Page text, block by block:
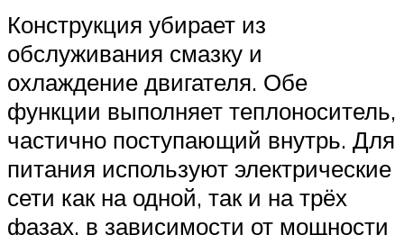
Конструкция убирает из
обслуживания смазку и
охлаждение двигателя. Обе
функции выполняет теплоноситель,
частично поступающий внутрь. Для
питания используют электрические
сети как на одной, так и на трёх
фазах, в зависимости от мощности